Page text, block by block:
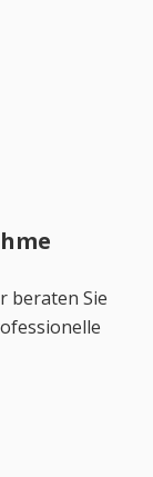
beraten Sie